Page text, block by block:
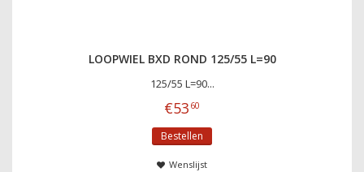
LOOPWIEL BXD ROND 125/55 L=90
125/55 L=90...
€53 60
Bestellen
Wenslijst